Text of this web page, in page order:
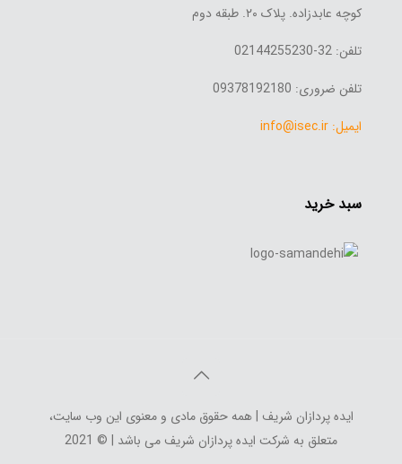
کوچه عابدزاده. پلاک ۲۰. طبقه دوم
تلفن: 32-02144255230
تلفن ضروری: 09378192180
ایمیل: info@isec.ir
سبد خرید
ایده پردازان شریف | همه حقوق مادی و معنوی این وب سایت،
متعلق به شرکت ایده پردازان شریف می باشد | © 2021